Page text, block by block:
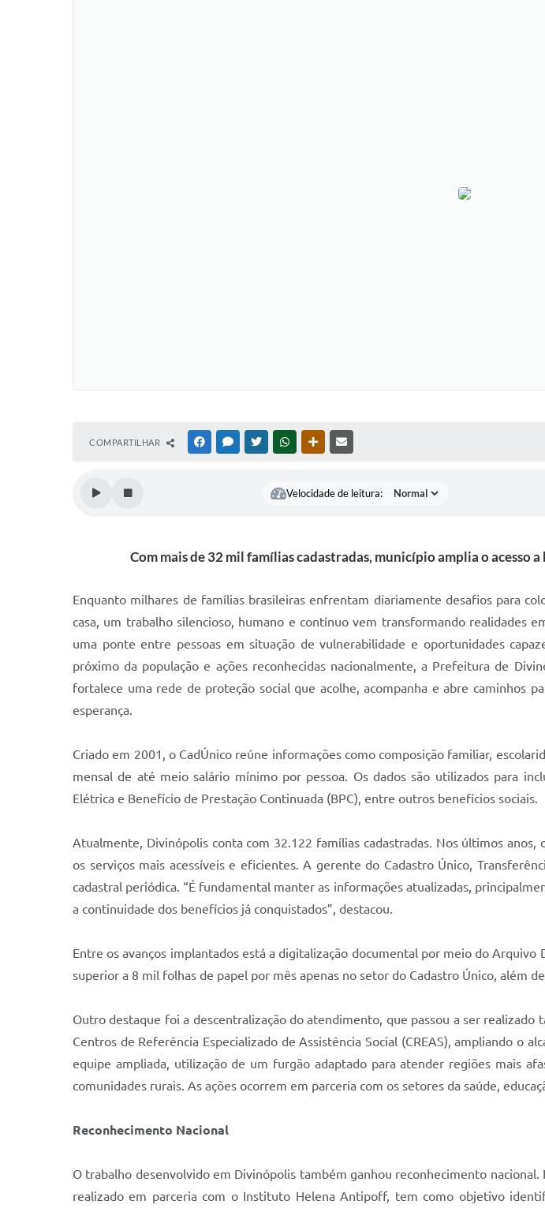
COMPARTILHAR FACEBOOKMESSENGER
TWITTERWHATSAPPOUTRAS MÍDIAS
Velocidade de leitura:
Com mais de 32 mil famílias cadastradas, município amplia o
Enquanto milhares de famílias brasileiras enfrentam diariamente desafios para
casa, um trabalho silencioso, humano e contínuo vem transformando realidades
uma ponte entre pessoas em situação de vulnerabilidade e oportunidades
próximo da população e ações reconhecidas nacionalmente, a Prefeitura de
fortalece uma rede de proteção social que acolhe, acompanha e abre caminhos
esperança.
Criado em 2001, o CadÚnico reúne informações como composição familiar,
mensal de até meio salário mínimo por pessoa. Os dados são utilizados para
Elétrica e Benefício de Prestação Continuada (BPC), entre outros benefícios sociais.
Atualmente, Divinópolis conta com 32.122 famílias cadastradas. Nos últimos
os serviços mais acessíveis e eficientes. A gerente do Cadastro Único,
cadastral periódica. “É fundamental manter as informações atualizadas,
a continuidade dos benefícios já conquistados”, destacou.
Entre os avanços implantados está a digitalização documental por meio do
superior a 8 mil folhas de papel por mês apenas no setor do Cadastro Único, além
Outro destaque foi a descentralização do atendimento, que passou a ser realizado
Centros de Referência Especializado de Assistência Social (CREAS), ampliando o
equipe ampliada, utilização de um furgão adaptado para atender regiões mais
comunidades rurais. As ações ocorrem em parceria com os setores da saúde,
Reconhecimento Nacional
O trabalho desenvolvido em Divinópolis também ganhou reconhecimento
realizado em parceria com o Instituto Helena Antipoff, tem como objetivo